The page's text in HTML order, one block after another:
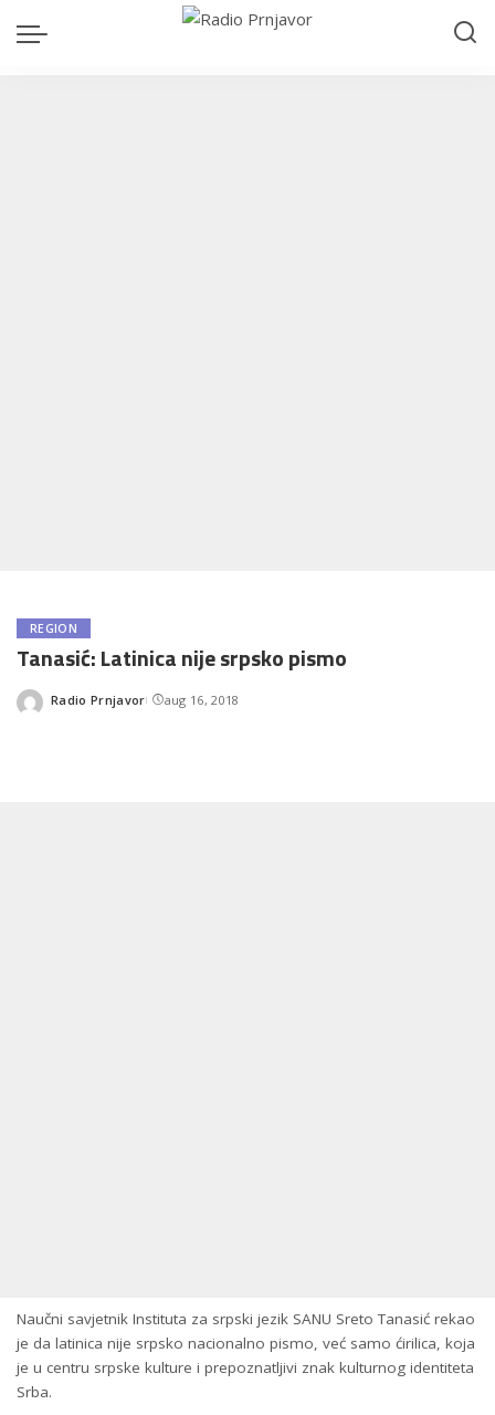
REGION
Tanasić: Latinica nije srpsko pismo
Posted
Radio Prnjavor aug 16, 2018
Naučni savjetnik Instituta za srpski jezik SANU Sreto Tanasić rekao
je da latinica nije srpsko nacionalno pismo, već samo ćirilica, koja
je u centru srpske kulture i prepoznatljivi znak kulturnog identiteta
Srba.